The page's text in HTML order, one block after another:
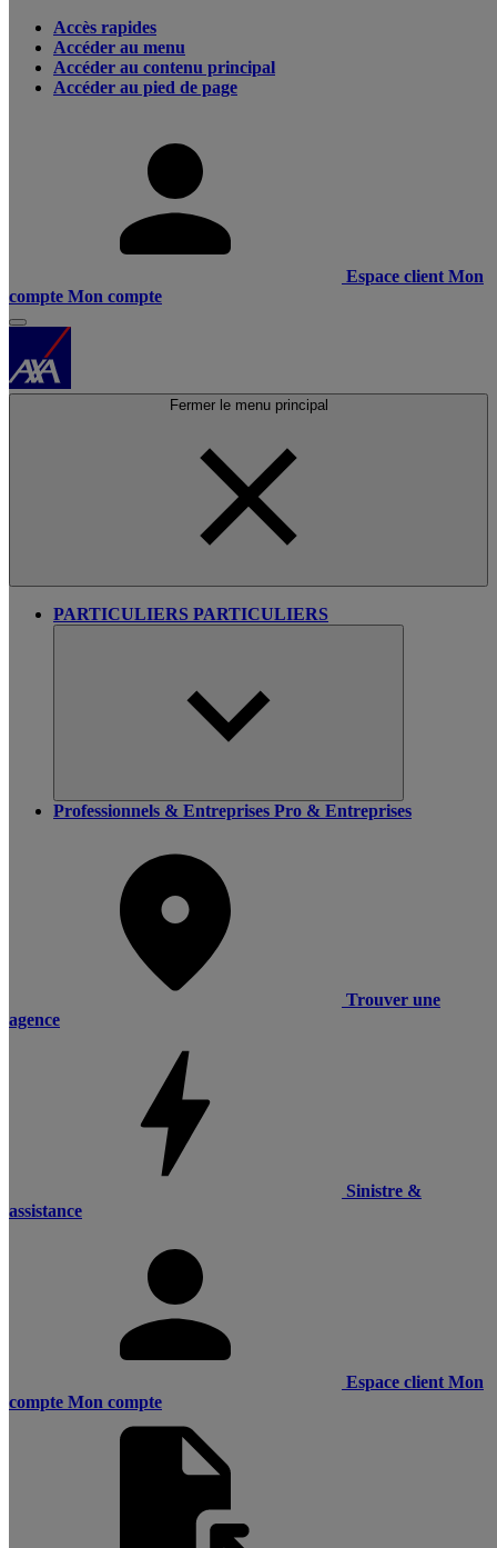
Accès rapides
Accéder au menu
Accéder au contenu principal
Accéder au pied de page
Espace client Mon
compte Mon compte
Fermer le menu principal
PARTICULIERS PARTICULIERS
Professionnels & Entreprises Pro & Entreprises
Trouver une
agence
Sinistre &
assistance
Espace client Mon
compte Mon compte